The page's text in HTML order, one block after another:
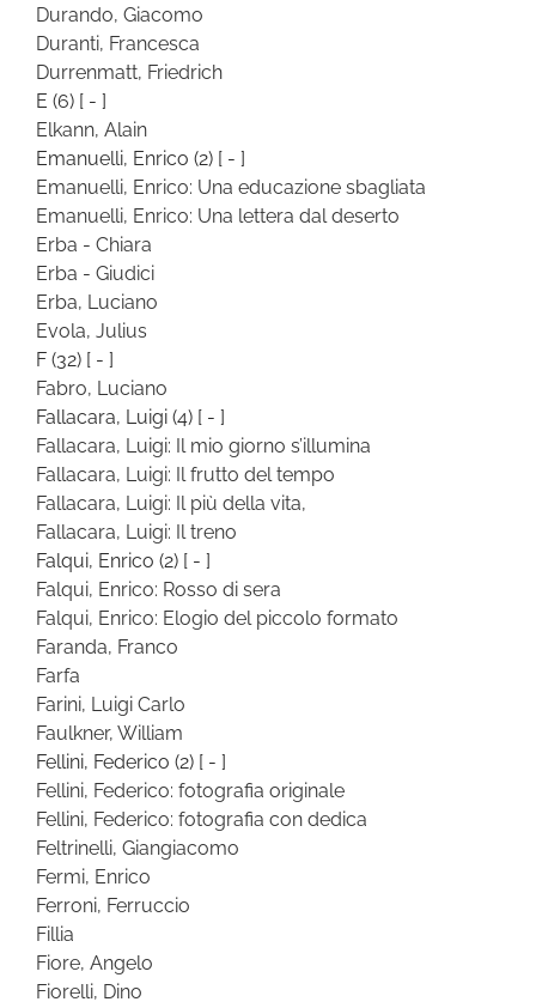
Durando, Giacomo
Duranti, Francesca
Durrenmatt, Friedrich
E (6) [ - ]
Elkann, Alain
Emanuelli, Enrico (2) [ - ]
Emanuelli, Enrico: Una educazione sbagliata
Emanuelli, Enrico: Una lettera dal deserto
Erba - Chiara
Erba - Giudici
Erba, Luciano
Evola, Julius
F (32) [ - ]
Fabro, Luciano
Fallacara, Luigi (4) [ - ]
Fallacara, Luigi: Il mio giorno s’illumina
Fallacara, Luigi: Il frutto del tempo
Fallacara, Luigi: Il più della vita,
Fallacara, Luigi: Il treno
Falqui, Enrico (2) [ - ]
Falqui, Enrico: Rosso di sera
Falqui, Enrico: Elogio del piccolo formato
Faranda, Franco
Farfa
Farini, Luigi Carlo
Faulkner, William
Fellini, Federico (2) [ - ]
Fellini, Federico: fotografia originale
Fellini, Federico: fotografia con dedica
Feltrinelli, Giangiacomo
Fermi, Enrico
Ferroni, Ferruccio
Fillia
Fiore, Angelo
Fiorelli, Dino